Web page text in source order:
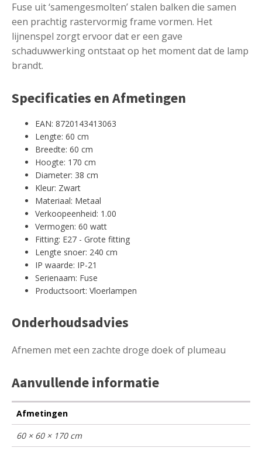
Fuse uit ‘samengesmolten’ stalen balken die samen
een prachtig rastervormig frame vormen. Het
lijnenspel zorgt ervoor dat er een gave
schaduwwerking ontstaat op het moment dat de lamp
brandt.
Specificaties en Afmetingen
EAN: 8720143413063
Lengte: 60 cm
Breedte: 60 cm
Hoogte: 170 cm
Diameter: 38 cm
Kleur: Zwart
Materiaal: Metaal
Verkoopeenheid: 1.00
Vermogen: 60 watt
Fitting: E27 - Grote fitting
Lengte snoer: 240 cm
IP waarde: IP-21
Serienaam: Fuse
Productsoort: Vloerlampen
Onderhoudsadvies
Afnemen met een zachte droge doek of plumeau
Aanvullende informatie
Afmetingen
60 × 60 × 170 cm